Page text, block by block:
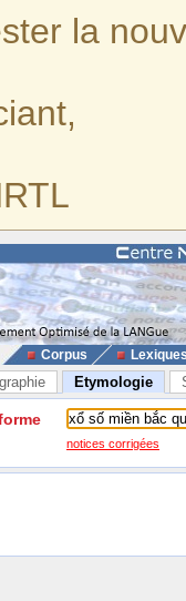
la
Corpus
Etymologie
notices corrigées